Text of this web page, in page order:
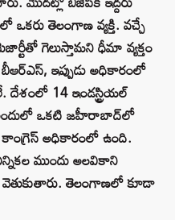
తెలంగాణ వ్యక్తి. వచ్చే
గెలుస్తామని ధీమా వ్యక్తం
ఇప్పుడు అధికారంలో
దేశంలో 14 ఇండస్ట్రియల్‌
అందులో ఒకటి జహీరాబాద్‌లో
కాంగ్రెస్‌ అధికారంలో ఉంది.
ముందు అలవికాని
తెలంగాణలో కూడా